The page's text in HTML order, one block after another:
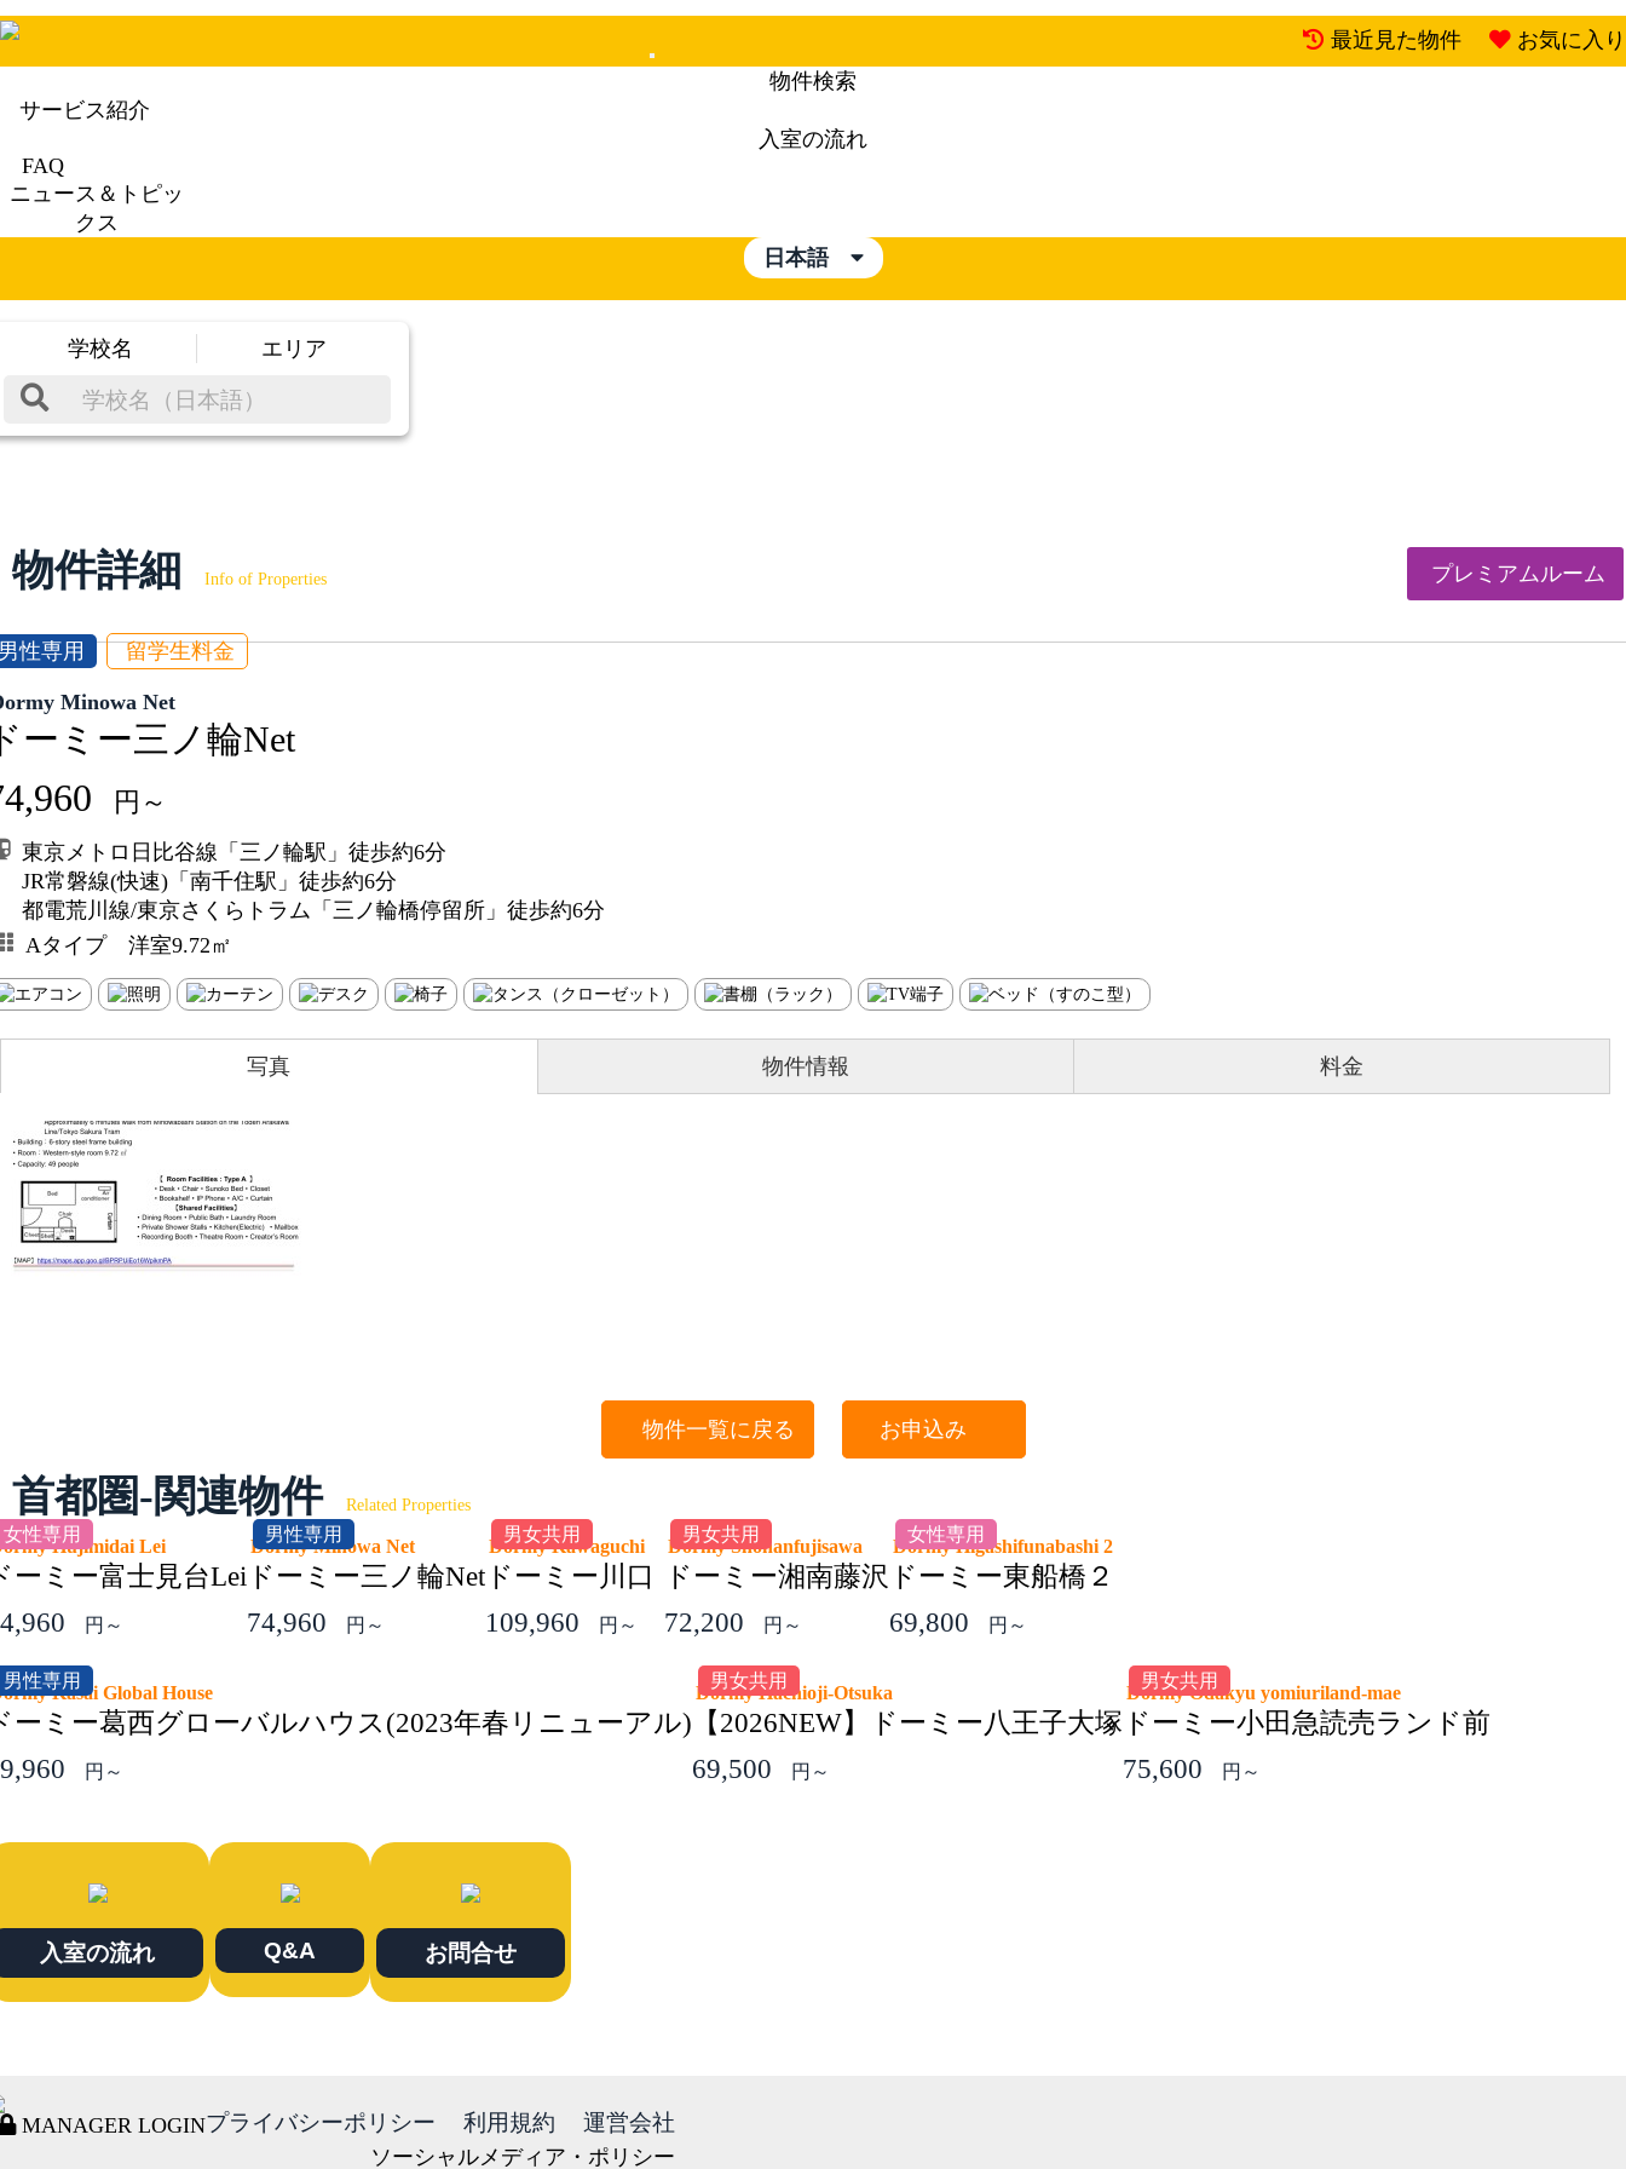
最近見た物件
お気に入り
Mobile
物件検索
サービス紹介
入室の流れ
FAQ
ニュース＆トピッ
クス
日本語
学校名 エリア
物件詳細 Info of Properties プレミアムルーム
性専用 留学生料金
Minowa Net
ーミー三ノ輪Net
円～
東京メトロ日比谷線「三ノ輪駅」徒歩約6分
JR常磐線(快速)「南千住駅」徒歩約6分
都電荒川線/東京さくらトラム「三ノ輪橋停留所」徒歩約6分
Aタイプ 洋室9.72㎡
写真 物件情報 料金
物件一覧に戻る お申込み
首都圏-関連物件 Related Properties
女性専用
Hujimidai Lei
ーミー富士見台Lei
円～
男性専用
Dormy Minowa Net
ドーミー三ノ輪Net
74,960
円～
男女共用
Dormy Kawaguchi
ドーミー川口
109,960
円～
男女共用
Dormy Shonanfujisawa
ドーミー湘南藤沢
72,200
円～
女性専用
Dormy Higashifunabashi 2
ドーミー東船橋２
69,800
円～
男性専用
Kasai Global House
ーミー葛西グローバルハウス(2023年春リニューアル)
円～
男女共用
Dormy Hachioji-Otsuka
【2026NEW】ドーミー八王子大塚
69,500
円～
男女共用
Dormy Odakyu yomiuriland-mae
ドーミー小田急読売ランド前
75,600
円～
入室の流れ Q&A お問合せ
MANAGER LOGINプライバシーポリシー 利用規約 運営会社
ソーシャルメディア・ポリシー